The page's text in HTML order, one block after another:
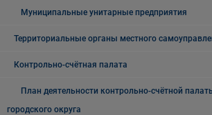
Муниципальные унитарные предприятия
Территориальные органы местного
Контрольно-счётная палата
План деятельности контрольно-счётной
городского округа